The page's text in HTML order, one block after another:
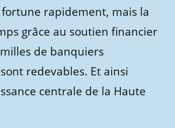
rapidement, mais la
grâce au soutien financier
de banquiers
redevables. Et ainsi
centrale de la Haute